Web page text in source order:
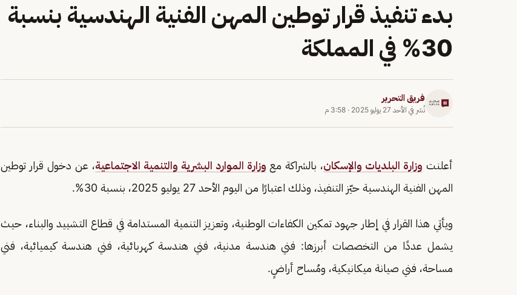
بدء تنفيذ قرار توطين المهن الفنية الهندسية بنسبة
30% في المملكة
فريق التحرير
نُشر في الأحد 27 يوليو 2025 · 3:58 م
أعلنت وزارة البلديات والإسكان، بالشراكة مع وزارة الموارد البشرية والتنمية الاجتماعية، عن دخول قرار توطين
المهن الفنية الهندسية حيّز التنفيذ، وذلك اعتبارًا من اليوم الأحد 27 يوليو 2025، بنسبة 30%.
ويأتي هذا القرار في إطار جهود تمكين الكفاءات الوطنية، وتعزيز التنمية المستدامة في قطاع التشييد والبناء، حيث
يشمل عددًا من التخصصات أبرزها: فني هندسة مدنية، فني هندسة كهربائية، فني هندسة كيميائية، فني
مساحة، فني صيانة ميكانيكية، ومُساح أراضٍ.